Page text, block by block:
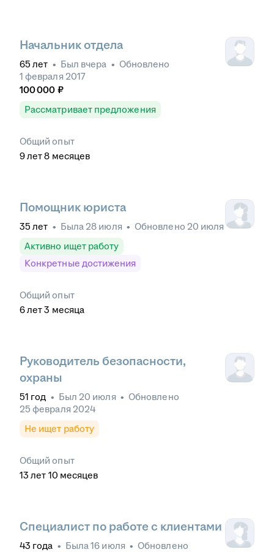
Начальник отдела
65 лет • Был вчера • Обновлено
1 февраля 2017
100 000 ₽
Рассматривает предложения
Общий опыт
9лет 8 месяцев
Помощник юриста
35 лет • Была 28 июля • Обновлено 20 июля
Активно ищет работу
Конкретные достижения
Общий опыт
6лет 3 месяца
Руководитель безопасности,
охраны
51 год • Был 20 июля • Обновлено
25 февраля 2024
Не ищет работу
Общий опыт
13 лет 10 месяцев
Специалист по работе с клиентами
43 года • Была16 июля • Обновлено